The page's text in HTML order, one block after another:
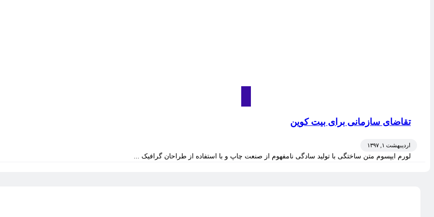
تقاضای سازمانی برای بیت کوین
اردیبهشت ۱, ۱۳۹۷
لورم ایپسوم متن ساختگی با تولید سادگی نامفهوم از صنعت چاپ و با استفاده از طراحان گرافیک ...